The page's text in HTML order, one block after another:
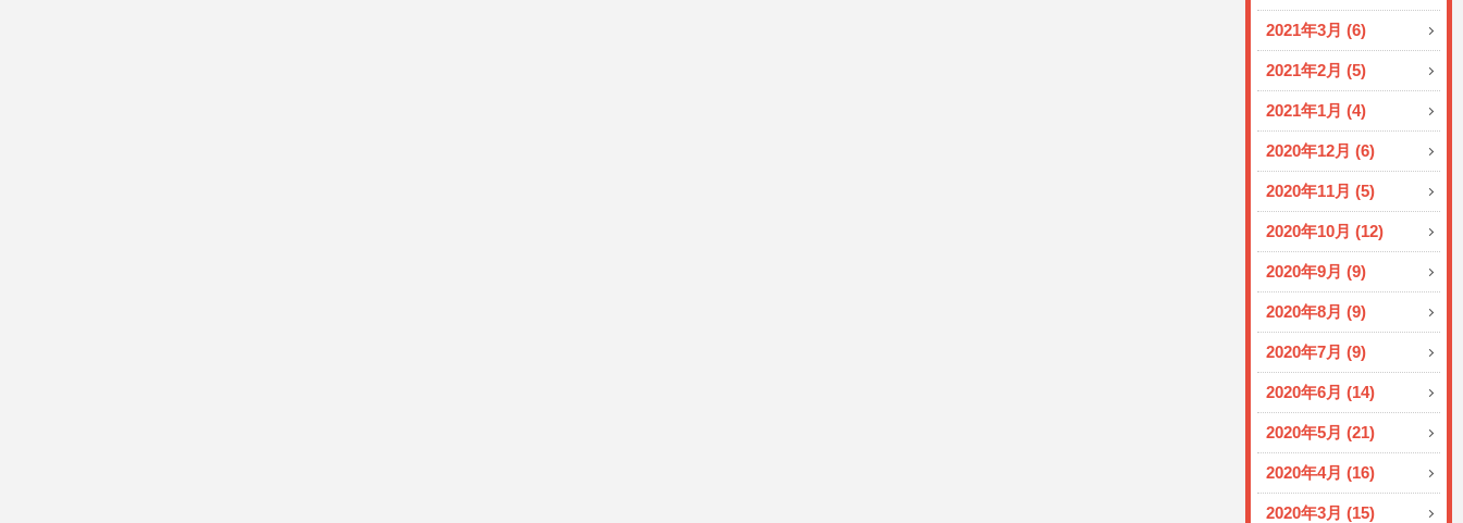
2021年3月 (6)
2021年2月 (5)
2021年1月 (4)
2020年12月 (6)
2020年11月 (5)
2020年10月 (12)
2020年9月 (9)
2020年8月 (9)
2020年7月 (9)
2020年6月 (14)
2020年5月 (21)
2020年4月 (16)
2020年3月 (15)